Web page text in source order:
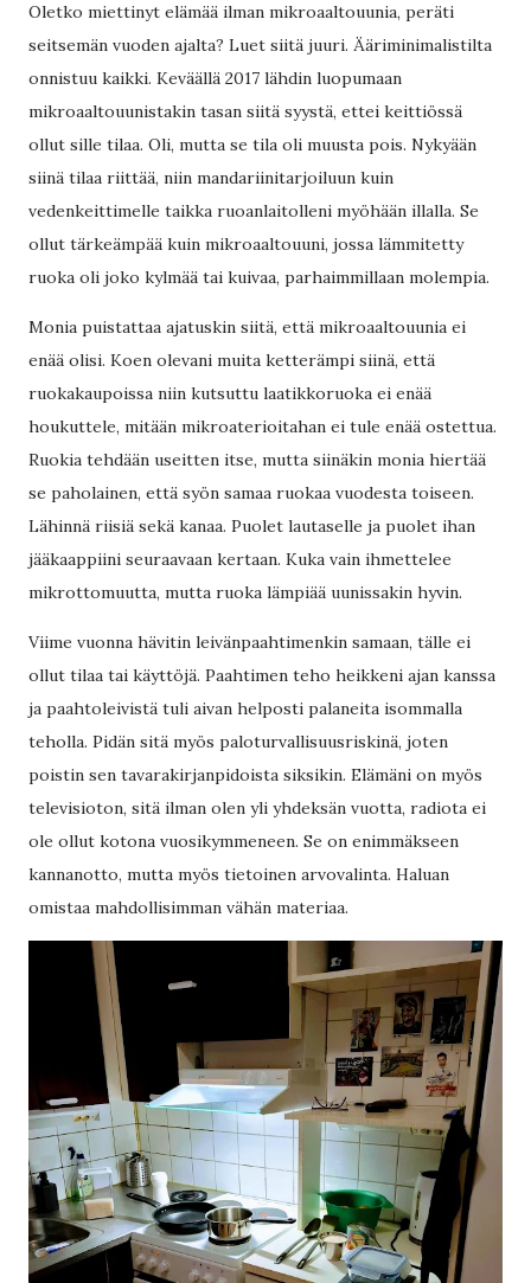
Oletko miettinyt elämää ilman mikroaaltouunia, peräti
seitsemän vuoden ajalta? Luet siitä juuri. Ääriminimalistilta
onnistuu kaikki. Keväällä 2017 lähdin luopumaan
mikroaaltouunistakin tasan siitä syystä, ettei keittiössä
ollut sille tilaa. Oli, mutta se tila oli muusta pois. Nykyään
siinä tilaa riittää, niin mandariinitarjoiluun kuin
vedenkeittimelle taikka ruoanlaitolleni myöhään illalla. Se
ollut tärkeämpää kuin mikroaaltouuni, jossa lämmitetty
ruoka oli joko kylmää tai kuivaa, parhaimmillaan molempia.
Monia puistattaa ajatuskin siitä, että mikroaaltouunia ei
enää olisi. Koen olevani muita ketterämpi siinä, että
ruokakaupoissa niin kutsuttu laatikkoruoka ei enää
houkuttele, mitään mikroaterioitahan ei tule enää ostettua.
Ruokia tehdään useitten itse, mutta siinäkin monia hiertää
se paholainen, että syön samaa ruokaa vuodesta toiseen.
Lähinnä riisiä sekä kanaa. Puolet lautaselle ja puolet ihan
jääkaappiini seuraavaan kertaan. Kuka vain ihmettelee
mikrottomuutta, mutta ruoka lämpiää uunissakin hyvin.
Viime vuonna hävitin leivänpaahtimenkin samaan, tälle ei
ollut tilaa tai käyttöjä. Paahtimen teho heikkeni ajan kanssa
ja paahtoleivistä tuli aivan helposti palaneita isommalla
teholla. Pidän sitä myös paloturvallisuusriskinä, joten
poistin sen tavarakirjanpidoista siksikin. Elämäni on myös
televisioton, sitä ilman olen yli yhdeksän vuotta, radiota ei
ole ollut kotona vuosikymmeneen. Se on enimmäkseen
kannanotto, mutta myös tietoinen arvovalinta. Haluan
omistaa mahdollisimman vähän materiaa.